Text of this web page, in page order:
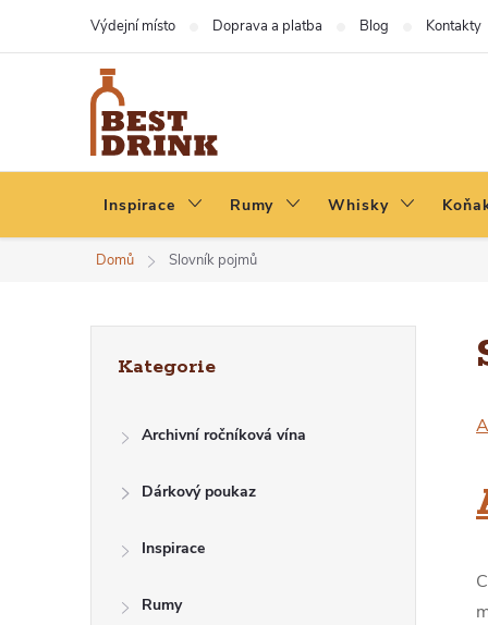
Výdejní místo Doprava a platba Blog Kontakty
Inspirace Rumy Whisky
Domů Slovník pojmů
kategorie
Kategorie
Archivní ročníková vína
Dárkový poukaz
Inspirace
Rumy
A